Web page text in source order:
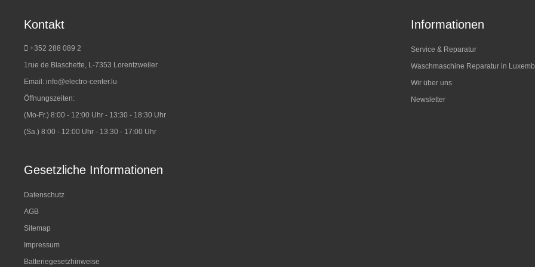
Kontakt
+352 288 089 2
1rue de Blaschette, L-7353 Lorentzweiler
Email: info@electro-center.lu
Öffnungszeiten:
(Mo-Fr.) 8:00 - 12:00 Uhr - 13:30 - 18:30 Uhr
(Sa.) 8:00 - 12:00 Uhr - 13:30 - 17:00 Uhr
Informationen
Service & Reparatur
Waschmaschine Reparatur in
Wir über uns
Newsletter
Gesetzliche Informationen
Datenschutz
AGB
Sitemap
Impressum
Batteriegesetzhinweise